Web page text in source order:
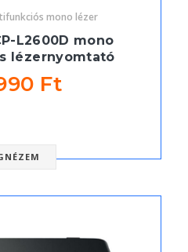
mono lézer
L2600D mono
lézernyomtató
Ft